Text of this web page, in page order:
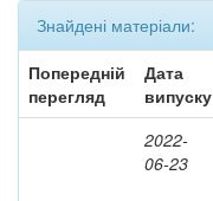
Знайдені матеріали:
Попередній
перегляд
Дата
випуску
2022-
06-23